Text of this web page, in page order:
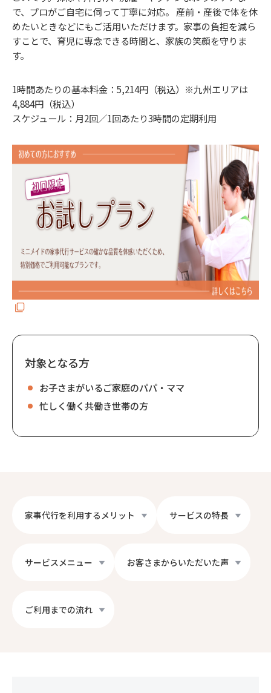
で、プロがご自宅に伺って丁寧に対応。 産前・産後で体を休
めたいときなどにもご活用いただけます。 家事の負担を減ら
すことで、育児に専念できる時間と、家族の笑顔を守りま
す。
1時間あたりの基本料金：5,214円（税込）※九州エリアは
4,884円（税込）
スケジュール：月2回／1回あたり3時間の定期利用
対象となる方
お子さまがいるご家庭のパパ・ママ
忙しく働く共働き世帯の方
家事代行を利用するメリット サービスの特長
サービスメニュー お客さまからいただいた声
ご利用までの流れ